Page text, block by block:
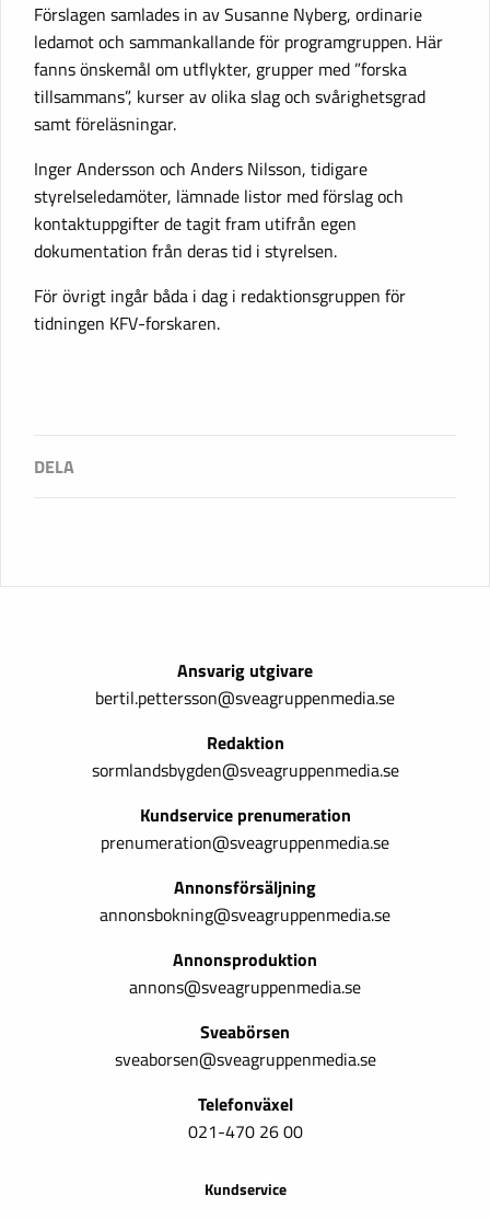
Förslagen samlades in av Susanne Nyberg, ordinarie
ledamot och sammankallande för programgruppen. Här
fanns önskemål om utflykter, grupper med ”forska
tillsammans”, kurser av olika slag och svårighetsgrad
samt föreläsningar.
Inger Andersson och Anders Nilsson, tidigare
styrelseledamöter, lämnade listor med förslag och
kontaktuppgifter de tagit fram utifrån egen
dokumentation från deras tid i styrelsen.
För övrigt ingår båda i dag i redaktionsgruppen för
tidningen KFV-forskaren.
Ansvarig utgivare
bertil.pettersson@sveagruppenmedia.se
Redaktion
sormlandsbygden@sveagruppenmedia.se
Kundservice prenumeration
prenumeration@sveagruppenmedia.se
Annonsförsäljning
annonsbokning@sveagruppenmedia.se
Annonsproduktion
annons@sveagruppenmedia.se
Sveabörsen
sveaborsen@sveagruppenmedia.se
Telefonväxel
021-470 26 00
Kundservice